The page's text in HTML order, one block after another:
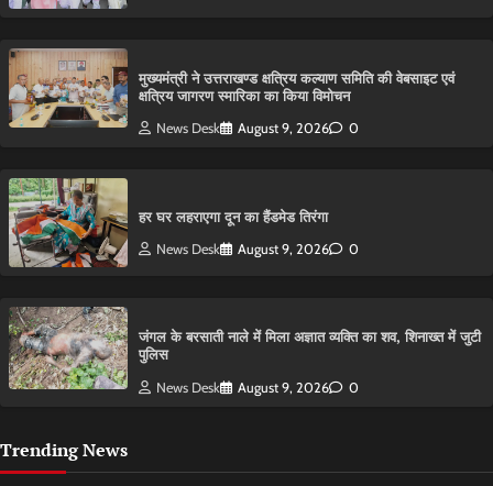
मुख्यमंत्री ने उत्तराखण्ड क्षत्रिय कल्याण समिति की वेबसाइट एवं
क्षत्रिय जागरण स्मारिका का किया विमोचन
News Desk August 9, 2026 0
हर घर लहराएगा दून का हैंडमेड तिरंगा
News Desk August 9, 2026 0
​जंगल के बरसाती नाले में मिला अज्ञात व्यक्ति का शव, शिनाख्त में जुटी
पुलिस
News Desk August 9, 2026 0
Trending News